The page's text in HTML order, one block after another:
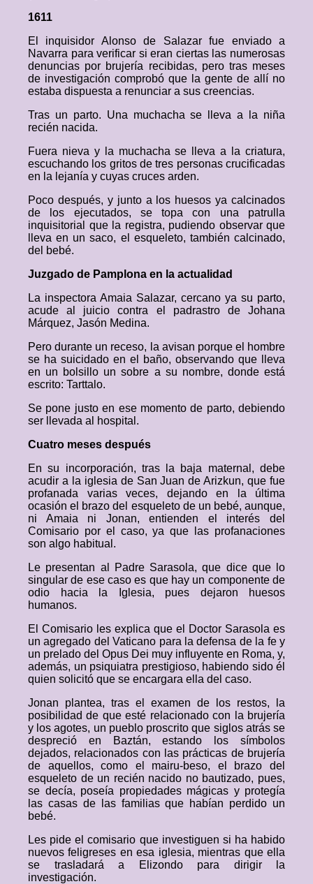
1611
El inquisidor Alonso de Salazar fue enviado a
Navarra para verificar si eran ciertas las numerosas
denuncias por brujería recibidas, pero tras meses
de investigación comprobó que la gente de allí no
estaba dispuesta a renunciar a sus creencias.
Tras un parto. Una muchacha se lleva a la niña
recién nacida.
Fuera nieva y la muchacha se lleva a la criatura,
escuchando los gritos de tres personas crucificadas
en la lejanía y cuyas cruces arden.
Poco después, y junto a los huesos ya calcinados
de los ejecutados, se topa con una patrulla
inquisitorial que la registra, pudiendo observar que
lleva en un saco, el esqueleto, también calcinado,
del bebé.
Juzgado de Pamplona en la actualidad
La inspectora Amaia Salazar, cercano ya su parto,
acude al juicio contra el padrastro de Johana
Márquez, Jasón Medina.
Pero durante un receso, la avisan porque el hombre
se ha suicidado en el baño, observando que lleva
en un bolsillo un sobre a su nombre, donde está
escrito: Tarttalo.
Se pone justo en ese momento de parto, debiendo
ser llevada al hospital.
Cuatro meses después
En su incorporación, tras la baja maternal, debe
acudir a la iglesia de San Juan de Arizkun, que fue
profanada varias veces, dejando en la última
ocasión el brazo del esqueleto de un bebé, aunque,
ni Amaia ni Jonan, entienden el interés del
Comisario por el caso, ya que las profanaciones
son algo habitual.
Le presentan al Padre Sarasola, que dice que lo
singular de ese caso es que hay un componente de
odio hacia la Iglesia, pues dejaron huesos
humanos.
El Comisario les explica que el Doctor Sarasola es
un agregado del Vaticano para la defensa de la fe y
un prelado del Opus Dei muy influyente en Roma, y,
además, un psiquiatra prestigioso, habiendo sido él
quien solicitó que se encargara ella del caso.
Jonan plantea, tras el examen de los restos, la
posibilidad de que esté relacionado con la brujería
y los agotes, un pueblo proscrito que siglos atrás se
despreció en Baztán, estando los símbolos
dejados, relacionados con las prácticas de brujería
de aquellos, como el mairu-beso, el brazo del
esqueleto de un recién nacido no bautizado, pues,
se decía, poseía propiedades mágicas y protegía
las casas de las familias que habían perdido un
bebé.
Les pide el comisario que investiguen si ha habido
nuevos feligreses en esa iglesia, mientras que ella
se trasladará a Elizondo para dirigir la
investigación.